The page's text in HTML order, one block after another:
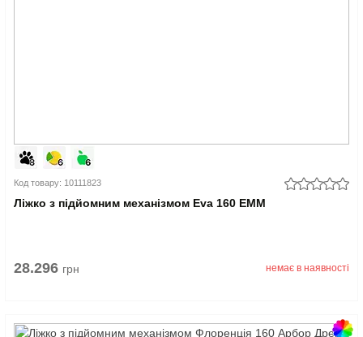
Код товару: 10111823
Ліжко з підйомним механізмом Eva 160 EMM
28.296 грн немає в наявності